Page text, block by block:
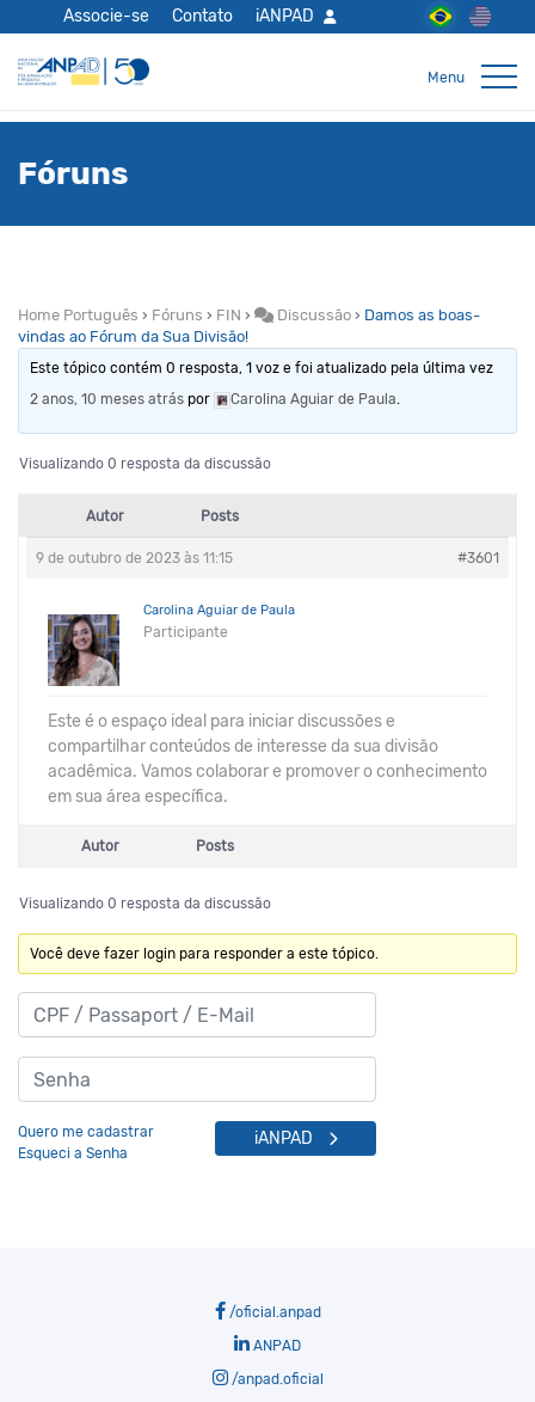
Associe-se Contato iANPAD
Fóruns
Home Português › Fóruns › FIN › Discussão › Damos as boas-
vindas ao Fórum da Sua Divisão!
Este tópico contém 0 resposta, 1 voz e foi atualizado pela última vez
2 anos, 10 meses atrás por Carolina Aguiar de Paula.
Visualizando 0 resposta da discussão
Autor Posts
9 de outubro de 2023 às 11:15 #3601
Carolina Aguiar de Paula
Participante
Este é o espaço ideal para iniciar discussões e
compartilhar conteúdos de interesse da sua divisão
acadêmica. Vamos colaborar e promover o conhecimento
em sua área específica.
Autor Posts
Visualizando 0 resposta da discussão
Você deve fazer login para responder a este tópico.
Quero me cadastrar
Esqueci a Senha
iANPAD
/oficial.anpad
ANPAD
/anpad.oficial